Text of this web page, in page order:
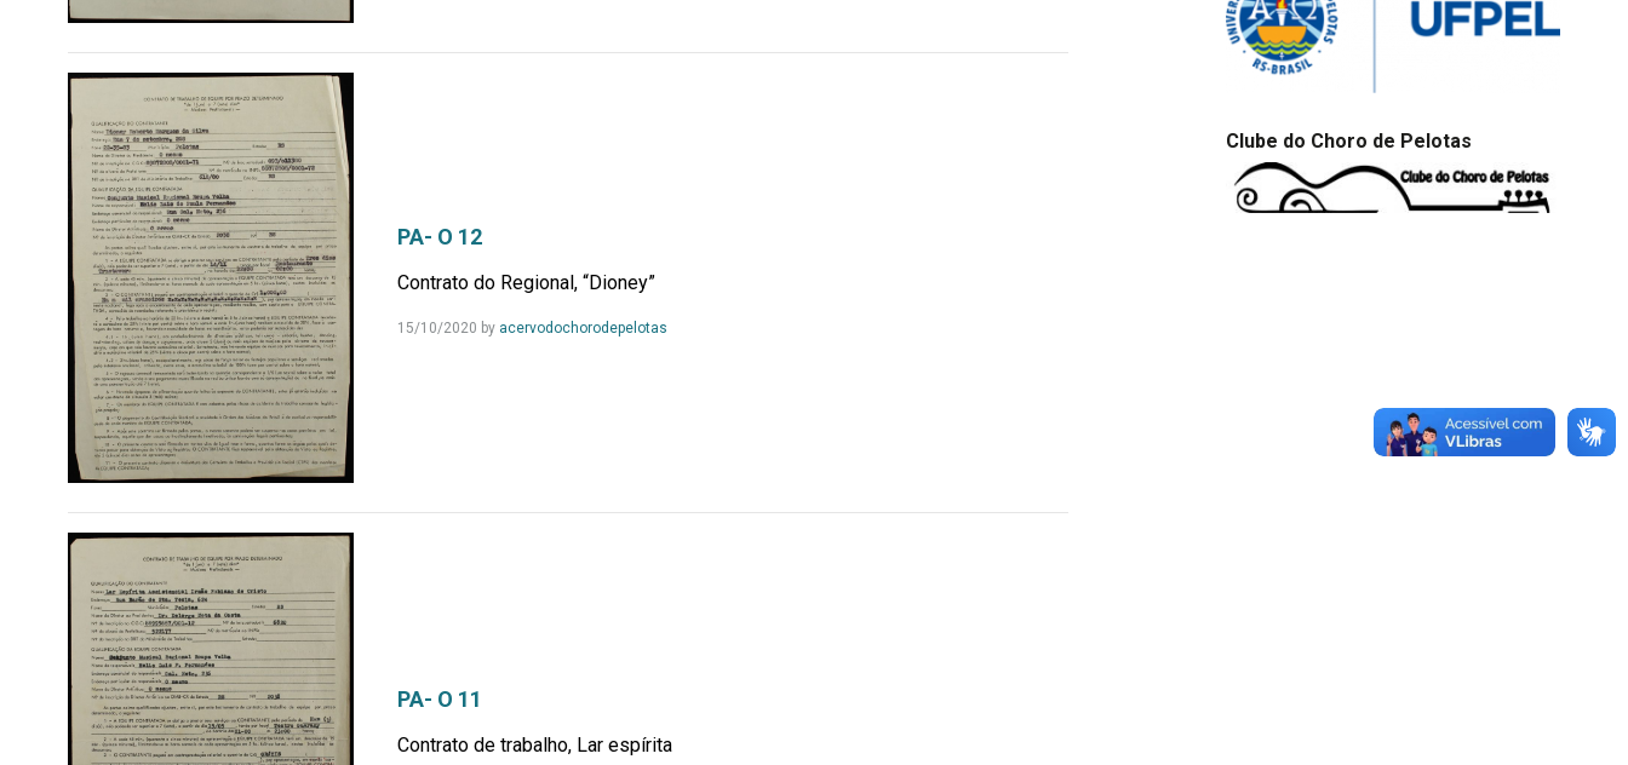
PA- O 12
Contrato do Regional, “Dioney”
15/10/2020 by acervodochorodepelotasLeia
PA- O 11
Contrato de trabalho, Lar espírita
Clube do Choro de Pelotas